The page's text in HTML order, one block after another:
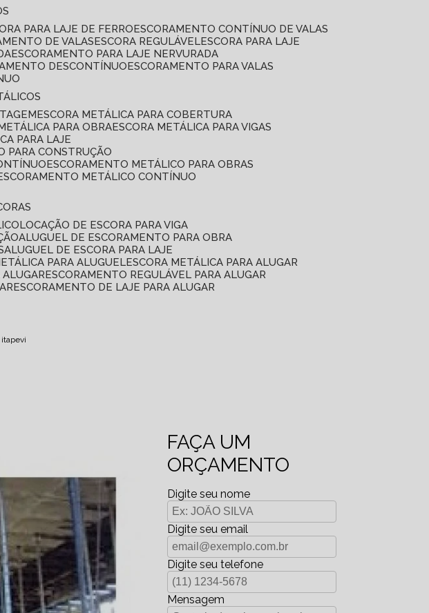
PARA LAJE DE FERRO
ESCORAMENTO CONTÍNUO DE VALAS
DE VALAS ESCORA REGULÁVEL ESCORA PARA LAJE
ESCORAMENTO PARA LAJE NERVURADA
DESCONTÍNUO
ESCORAMENTO PARA VALAS
ESCORA METÁLICA PARA COBERTURA
METÁLICA PARA OBRA ESCORA METÁLICA PARA VIGAS
PARA LAJE
PARA CONSTRUÇÃO
ESCORAMENTO METÁLICO PARA OBRAS
ESCORAMENTO METÁLICO CONTÍNUO
LOCAÇÃO DE ESCORA PARA VIGA
ALUGUEL DE ESCORAMENTO PARA OBRA
ALUGUEL DE ESCORA PARA LAJE
PARA ALUGUEL ESCORA METÁLICA PARA ALUGAR
ALUGAR ESCORAMENTO REGULÁVEL PARA ALUGAR
ESCORAMENTO DE LAJE PARA ALUGAR
FAÇA UM
ORÇAMENTO
Digite seu nome
Digite seu email
Digite seu telefone
Mensagem